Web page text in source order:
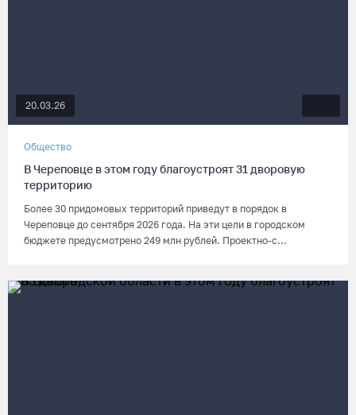
20.03.26
Общество
В Череповце в этом году благоустроят 31 дворовую
территорию
Более 30 придомовых территорий приведут в порядок в
Череповце до сентября 2026 года. На эти цели в городском
бюджете предусмотрено 249 млн рублей. Проектно-с...